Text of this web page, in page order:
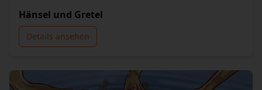
Hänsel und Gretel
Details ansehen